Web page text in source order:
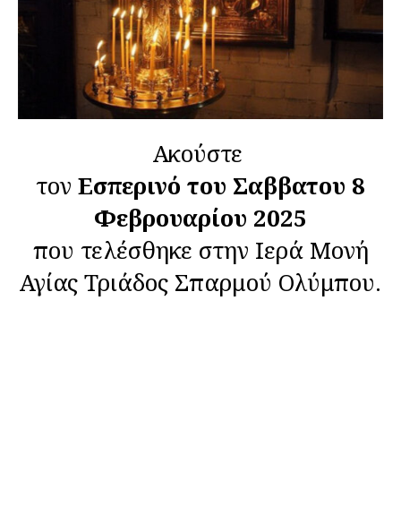
Ακούστε
τον Εσπερινό του Σαββατου 8
Φεβρουαρίου 2025
που τελέσθηκε στην Ιερά Μονή
Αγίας Τριάδος Σπαρμού Ολύμπου.